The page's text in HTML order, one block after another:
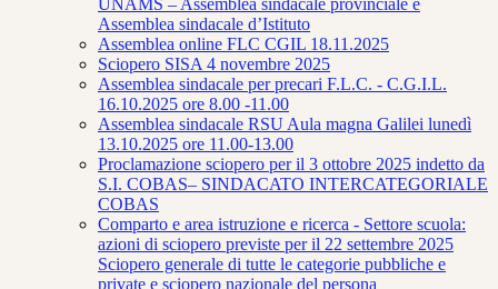
UNAMS – Assemblea sindacale provinciale e
Assemblea sindacale d’Istituto
Assemblea online FLC CGIL 18.11.2025
Sciopero SISA 4 novembre 2025
Assemblea sindacale per precari F.L.C. - C.G.I.L.
16.10.2025 ore 8.00 -11.00
Assemblea sindacale RSU Aula magna Galilei lunedì
13.10.2025 ore 11.00-13.00
Proclamazione sciopero per il 3 ottobre 2025 indetto da
S.I. COBAS– SINDACATO INTERCATEGORIALE
COBAS
Comparto e area istruzione e ricerca - Settore scuola:
azioni di sciopero previste per il 22 settembre 2025
Sciopero generale di tutte le categorie pubbliche e
private e sciopero nazionale del persona